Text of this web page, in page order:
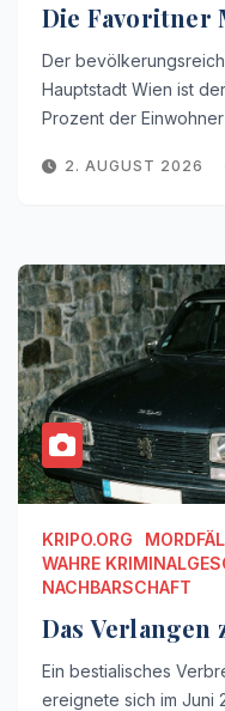
Die Favoritner
Der
Hauptstadt Wien ist
Prozent der
2. AUGUST 2026
KRIPO.ORG
WAHRE
NACHBARSCHAFT
Das Verlangen
Ein bestialisches
ereignete sich im Juni